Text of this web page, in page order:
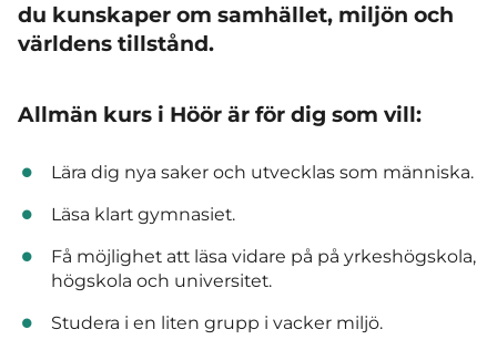
du kunskaper om samhället, miljön och
världens tillstånd.
Allmän kurs i Höör är för dig som vill:
Lära dig nya saker och utvecklas som människa.
Läsa klart gymnasiet.
Få möjlighet att läsa vidare på på yrkeshögskola,
högskola och universitet.
Studera i en liten grupp i vacker miljö.